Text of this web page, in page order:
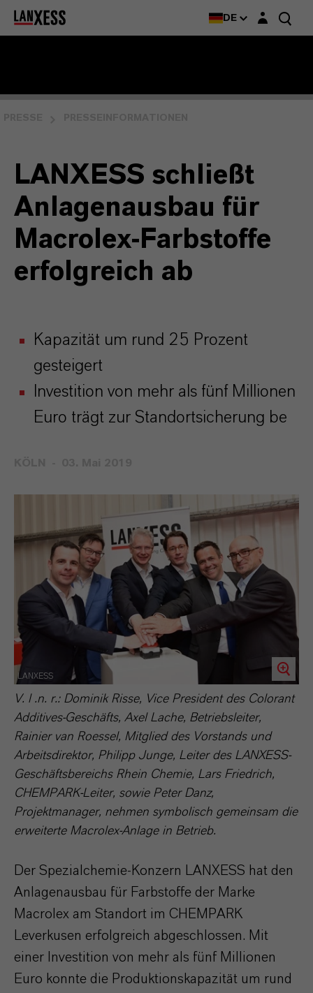
DE Login-Maske
LANXESS schließt
Anlagenausbau für
Macrolex-Farbstoffe
erfolgreich ab
Kapazität um rund 25 Prozent
gesteigert
Investition von mehr als fünf Millionen
Euro trägt zur Standortsicherung be
LANXESS
V. l .n. r.: Dominik Risse, Vice President des Colorant
Additives-Geschäfts, Axel Lache, Betriebsleiter,
Rainier van Roessel, Mitglied des Vorstands und
Arbeitsdirektor, Philipp Junge, Leiter des LANXESS-
Geschäftsbereichs Rhein Chemie, Lars Friedrich,
CHEMPARK-Leiter, sowie Peter Danz,
Projektmanager, nehmen symbolisch gemeinsam die
erweiterte Macrolex-Anlage in Betrieb.
Der Spezialchemie-Konzern LANXESS hat den
Anlagenausbau für Farbstoffe der Marke
Macrolex am Standort im CHEMPARK
Leverkusen erfolgreich abgeschlossen. Mit
einer Investition von mehr als fünf Millionen
Euro konnte die Produktionskapazität um rund